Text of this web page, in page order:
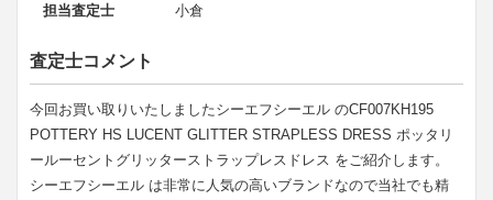
担当査定士 小倉
査定士コメント
今回お買い取りいたしましたシーエフシーエル のCF007KH195
POTTERY HS LUCENT GLITTER STRAPLESS DRESS ポッタリ
ールーセントグリッターストラップレスドレス をご紹介します。
シーエフシーエル は非常に人気の高いブランドなので当社でも精